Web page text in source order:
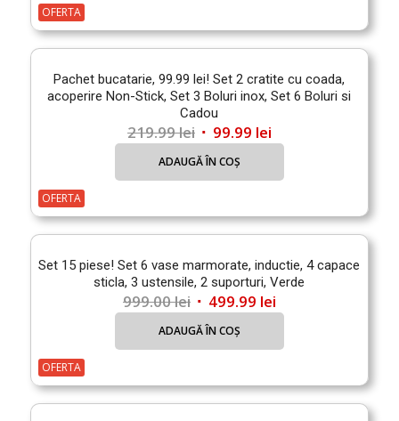
379.00 lei.
OFERTA
Pachet bucatarie, 99.99 lei! Set 2 cratite cu coada,
acoperire Non-Stick, Set 3 Boluri inox, Set 6 Boluri si
Cadou
219.99lei Prețul
inițial
219.99 lei.
99.99 leiPrețul
curent
este:
ADAUGĂ ÎN COȘ
OFERTA
Set 15 piese! Set 6 vase marmorate, inductie, 4 capace
sticla, 3 ustensile, 2 suporturi, Verde
999.00lei Prețul
inițial
999.00 lei.
499.99 leiPrețul
curent
este:
ADAUGĂ ÎN COȘ
OFERTA